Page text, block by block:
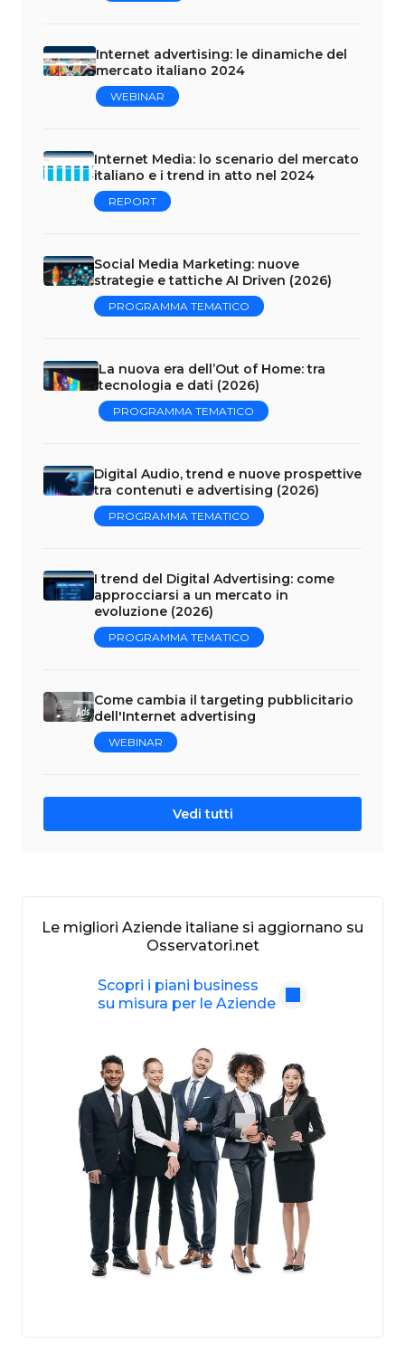
Internet advertising: le dinamiche del
mercato italiano 2024
WEBINAR
Internet Media: lo scenario del mercato
italiano e i trend in atto nel 2024
REPORT
Social Media Marketing: nuove
strategie e tattiche AI Driven (2026)
PROGRAMMA TEMATICO
La nuova era dell’Out of Home: tra
tecnologia e dati (2026)
PROGRAMMA TEMATICO
Digital Audio, trend e nuove prospettive
tra contenuti e advertising (2026)
PROGRAMMA TEMATICO
I trend del Digital Advertising: come
approcciarsi a un mercato in
evoluzione (2026)
PROGRAMMA TEMATICO
Come cambia il targeting pubblicitario
dell'Internet advertising
WEBINAR
Vedi tutti
Le migliori Aziende italiane si aggiornano su
Osservatori.net
Scopri i piani business
su misura per le Aziende